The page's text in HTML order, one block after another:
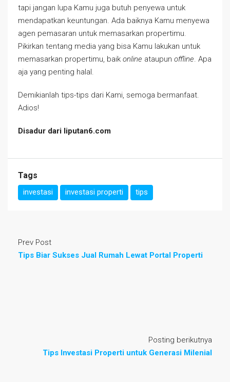
tapi jangan lupa Kamu juga butuh penyewa untuk
mendapatkan keuntungan. Ada baiknya Kamu menyewa
agen pemasaran untuk memasarkan propertimu.
Pikirkan tentang media yang bisa Kamu lakukan untuk
memasarkan propertimu, baik online ataupun offline. Apa
aja yang penting halal.
Demikianlah tips-tips dari Kami, semoga bermanfaat.
Adios!
Disadur dari liputan6.com
Tags
investasi investasi properti tips
Prev Post
Tips Biar Sukses Jual Rumah Lewat Portal Properti
Posting berikutnya
Tips Investasi Properti untuk Generasi Milenial